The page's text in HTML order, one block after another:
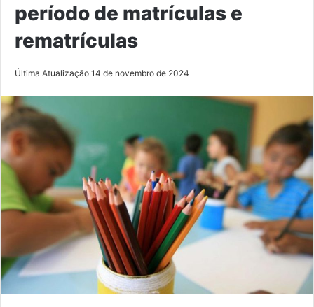
período de matrículas e
rematrículas
Última Atualização 14 de novembro de 2024